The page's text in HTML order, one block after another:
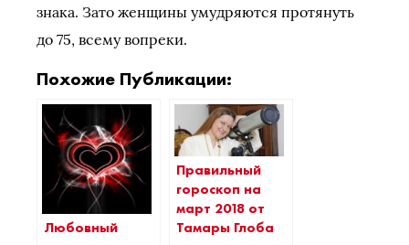
знака. Зато женщины умудряются протянуть
до 75, всему вопреки.
Похожие Публикации:
Любовный
Правильный
гороскоп на
март 2018 от
Тамары Глоба